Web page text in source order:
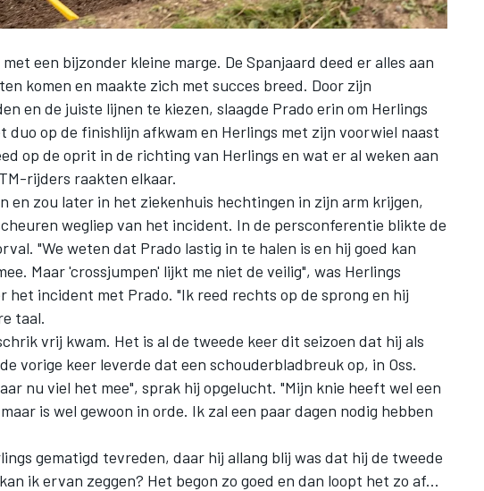
een bijzonder kleine marge. De Spanjaard deed er alles aan
komen en maakte zich met succes breed. Door zijn
en de juiste lijnen te kiezen, slaagde Prado erin om Herlings
op de finishlijn afkwam en Herlings met zijn voorwiel naast
op de oprit in de richting van Herlings en wat er al weken aan
rijders raakten elkaar.
en zou later in het ziekenhuis hechtingen in zijn arm krijgen,
wegliep van het incident. In de persconferentie blikte de
"We weten dat Prado lastig in te halen is en hij goed kan
Maar 'crossjumpen' lijkt me niet de veilig", was Herlings
het incident met Prado. "Ik reed rechts op de sprong en hij
taal.
vrij kwam. Het is al de tweede keer dit seizoen dat hij als
vorige keer leverde dat een schouderbladbreuk op, in Oss.
nu viel het mee", sprak hij opgelucht. "Mijn knie heeft wel een
is wel gewoon in orde. Ik zal een paar dagen nodig hebben
gematigd tevreden, daar hij allang blij was dat hij de tweede
ik ervan zeggen? Het begon zo goed en dan loopt het zo af...